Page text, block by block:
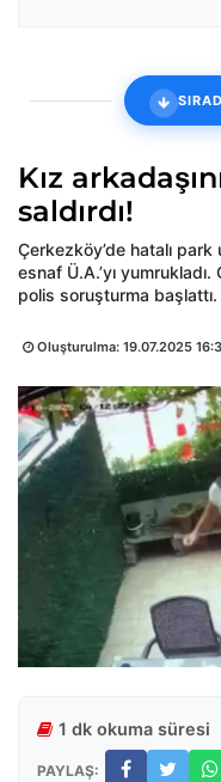
Kız
saldırdı!
Çerkezköy’de hatalı park
esnaf Ü.A.’yı
polis soruşturma başlattı.
Oluşturulma: 19.07.2025
1 dk okuma süresi
PAYLAŞ: